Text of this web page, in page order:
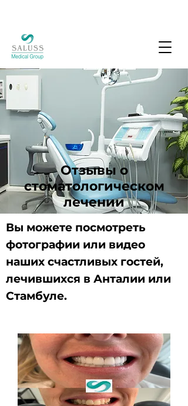
Отзывы о
стоматологическом
лечении
Вы можете посмотреть
фотографии или видео
наших счастливых гостей,
лечившихся в Анталии или
Стамбуле.